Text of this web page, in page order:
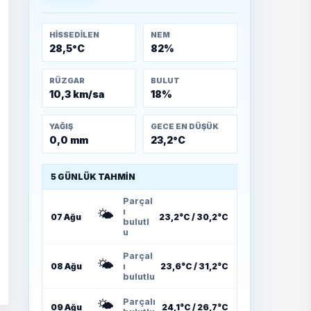
HISSEDILEN
28,5°C
NEM
82%
RÜZGAR
10,3 km/sa
BULUT
18%
YAĞIŞ
0,0 mm
GECE EN DÜŞÜK
23,2°C
5 GÜNLÜK TAHMIN
07 Ağu 🌤️
Parçal
ı
bulutl
u
23,2°C / 30,2°C
08 Ağu 🌤️
Parçal
ı
bulutlu
23,6°C / 31,2°C
09 Ağu 🌤️
Parçalı
24,1°C / 26,7°C